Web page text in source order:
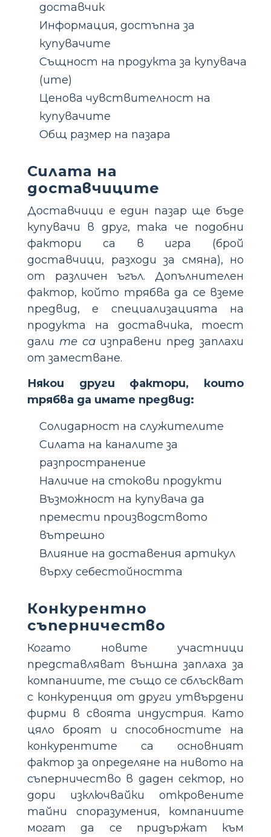
доставчик
Информация, достъпна за
купувачите
Същност на продукта за купувача
(ите)
Ценова чувствителност на
купувачите
Общ размер на пазара
Силата на
доставчиците
Доставчици е един пазар ще бъде
купувачи в друг, така че подобни
фактори са в игра (брой
доставчици, разходи за смяна), но
от различен ъгъл. Допълнителен
фактор, който трябва да се вземе
предвид, е специализацията на
продукта на доставчика, тоест
дали те саизправени пред заплахи
от заместване.
Някои други фактори, които
трябва да имате предвид:
Солидарност на служителите
Силата на каналите за
разпространение
Наличие на стокови продукти
Възможност на купувача да
премести производството
вътрешно
Влияние на доставения артикул
върху себестойността
Конкурентно
съперничество
Когато новите участници
представляват външна заплаха за
компаниите, те също се сблъскват
с конкуренция от други утвърдени
фирми в своята индустрия. Като
цяло броят и способностите на
конкурентите са основният
фактор за определяне на нивото на
съперничество в даден сектор, но
дори изключвайки откровените
тайни споразумения, компаниите
могат да се придържат към